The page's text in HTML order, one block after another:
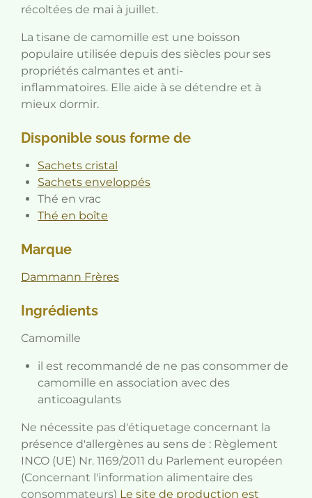
récoltées de mai à juillet.
La tisane de camomille est une boisson
populaire utilisée depuis des siècles pour ses
propriétés calmantes et anti-
inflammatoires. Elle aide à se détendre et à
mieux dormir.
Disponible sous forme de
Sachets cristal
Sachets enveloppés
Thé en vrac
Thé en boîte
Marque
Dammann Frères
Ingrédients
Camomille
il est recommandé de ne pas consommer de
camomille en association avec des
anticoagulants
Ne nécessite pas d'étiquetage concernant la
présence d'allergènes au sens de : Règlement
INCO (UE) Nr. 1169/2011 du Parlement européen
(Concernant l'information alimentaire des
consommateurs) Le site de production est